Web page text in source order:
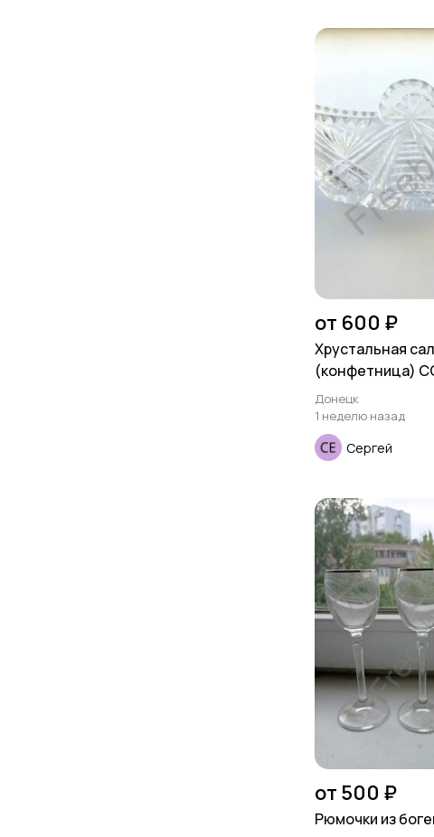
от 600 ₽
Хрустальная
(конфетница)
Донецк
1 неделю назад
Сергей
от 500 ₽
Рюмочки из